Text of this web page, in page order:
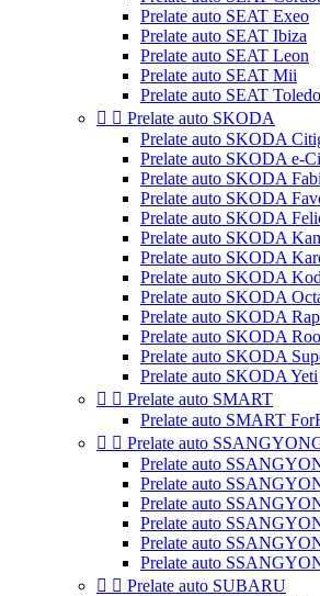
Prelate auto SEAT Exeo
Prelate auto SEAT Ibiza
Prelate auto SEAT Leon
Prelate auto SEAT Mii
Prelate auto SEAT Toledo
  Prelate auto SKODA
Prelate auto SKODA
Prelate auto SKODA e-
Prelate auto SKODA
Prelate auto SKODA
Prelate auto SKODA
Prelate auto SKODA
Prelate auto SKODA
Prelate auto SKODA
Prelate auto SKODA
Prelate auto SKODA
Prelate auto SKODA
Prelate auto SKODA
Prelate auto SKODA Yeti
  Prelate auto SMART
Prelate auto SMART
  Prelate auto
Prelate auto
Prelate auto
Prelate auto
Prelate auto
Prelate auto
Prelate auto
  Prelate auto SUBARU